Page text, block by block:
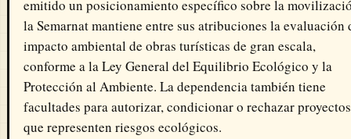
emitido un posicionamiento específico sobre la
la Semarnat mantiene entre sus atribuciones la evaluación
impacto ambiental de obras turísticas de gran escala,
conforme a la Ley General del Equilibrio Ecológico y la
Protección al Ambiente. La dependencia también tiene
facultades para autorizar, condicionar o rechazar proyectos
que representen riesgos ecológicos.